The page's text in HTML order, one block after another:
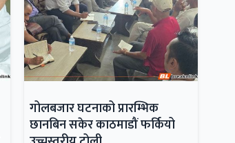
गोलबजार घटनाको प्रारम्भिक
छानबिन सकेर काठमाडौं फर्कियो